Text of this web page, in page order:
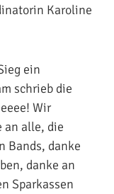
Karoline
ein
schrieb die
Wir
an alle, die
Bands, danke
danke an
Sparkassen